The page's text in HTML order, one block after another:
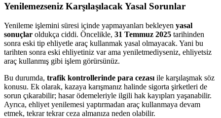
Yenilemezseniz Karşılaşılacak Yasal Sorunlar
Yenileme işlemini süresi içinde yapmayanları bekleyen yasal
sonuçlar oldukça ciddi. Öncelikle, 31 Temmuz 2025 tarihinden
sonra eski tip ehliyetle araç kullanmak yasal olmayacak. Yani bu
tarihten sonra eski ehliyetiniz var ama yeniletmediyseniz, ehliyetsiz
araç kullanmış gibi işlem görürsünüz.
Bu durumda, trafik kontrollerinde para cezası ile karşılaşmak söz
konusu. Ek olarak, kazaya karışmanız halinde sigorta şirketleri de
sorun çıkarabilir; hasar ödemeleriyle ilgili hak kayıpları yaşanabilir.
Ayrıca, ehliyet yenilemesi yaptırmadan araç kullanmaya devam
etmek, tekrar tekrar ceza almanıza neden olabilir.